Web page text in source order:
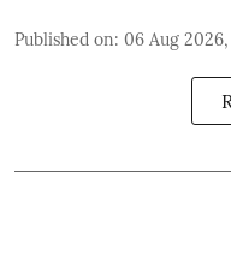
Published on: 06 Aug